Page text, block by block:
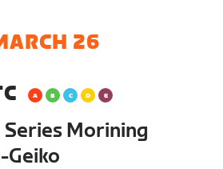
26
Morining
Geiko